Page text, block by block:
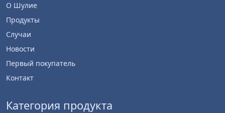
О Шулие
Продукты
Случаи
Новости
Первый покупатель
Контакт
Категория продукта